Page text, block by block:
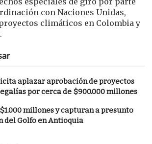
con Naciones Unidas,
climáticos en Colombia y
aplazar aprobación de proyectos
por cerca de $900.000 millones
millones y capturan a presunto
del Golfo en Antioquia